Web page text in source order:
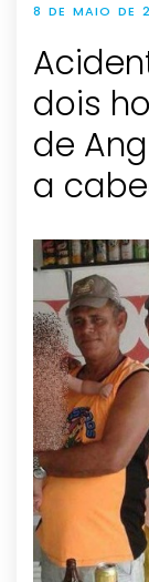
8 DE MAIO DE
dois
de
a